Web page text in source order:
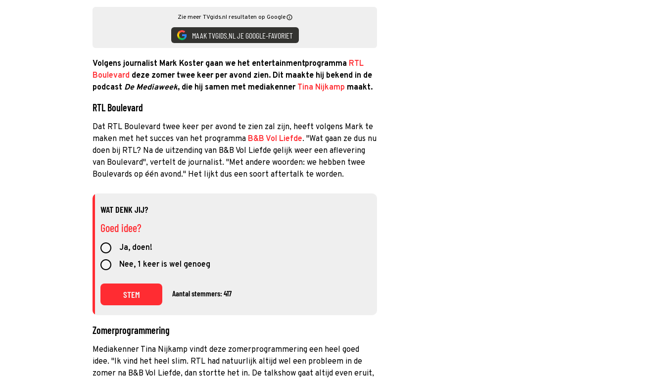
Zie meer TVgids.nl resultaten op Google
MAAK TVGIDS.NL JE GOOGLE-FAVORIET
Volgens journalist Mark Koster gaan we het entertainmentprogramma RTL
Boulevard deze zomer twee keer per avond zien. Dit maakte hij bekend in de
podcast De Mediaweek, die hij samen met mediakenner Tina Nijkamp maakt.
RTL Boulevard
Dat RTL Boulevard twee keer per avond te zien zal zijn, heeft volgens Mark te
maken met het succes van het programma B&B Vol Liefde. ''Wat gaan ze dus nu
doen bij RTL? Na de uitzending van B&B Vol Liefde gelijk weer een aflevering
van Boulevard'', vertelt de journalist. ''Met andere woorden: we hebben twee
Boulevards op één avond.'' Het lijkt dus een soort aftertalk te worden.
WAT DENK JIJ?
Goed idee?
Ja, doen!
Nee, 1 keer is wel genoeg
STEM Aantal stemmers: 417
Zomerprogrammering
Mediakenner Tina Nijkamp vindt deze zomerprogrammering een heel goed
idee. ''Ik vind het heel slim. RTL had natuurlijk altijd wel een probleem in de
zomer na B&B Vol Liefde, dan stortte het in. De talkshow gaat altijd even eruit,